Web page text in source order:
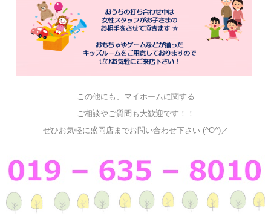
この他にも、マイホームに関する
ご相談やご質問も大歓迎です！！
ぜひお気軽に盛岡店までお問い合わせ下さい (^O^)／